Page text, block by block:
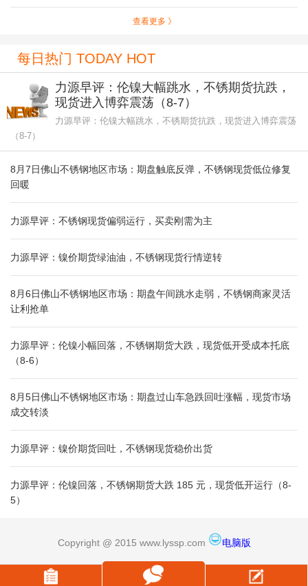
查看更多 》
每日热门 TODAY HOT
力源早评：伦镍大幅跳水，不锈期货抗跌，
现货进入博弈震荡（8-7）
力源早评：伦镍大幅跳水，不锈期货抗跌，现货进入博弈震荡
（8-7）
8月7日佛山不锈钢地区市场：期盘触底反弹，不锈钢现货低位修复
回暖
力源早评：不锈钢现货偏弱运行，买卖刚需为主
力源早评：镍价期货绿油油，不锈钢现货行情逆转
8月6日佛山不锈钢地区市场：期盘午间跳水走弱，不锈钢商家灵活
让利抢单
力源早评：伦镍小幅回落，不锈钢期货大跌，现货低开受成本托底
（8-6）
8月5日佛山不锈钢地区市场：期盘过山车急跌回吐涨幅，现货市场
成交转淡
力源早评：镍价期货回吐，不锈钢现货稳价出货
力源早评：伦镍回落，不锈钢期货大跌 185 元，现货低开运行（8-
5）
Copyright @ 2015 www.lyssp.com 电脑版